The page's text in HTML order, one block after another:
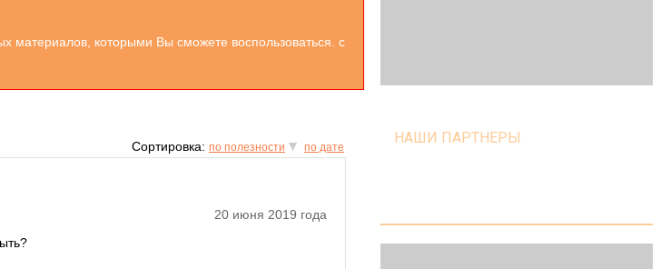
материалов, которыми Вы сможете воспользоваться. с
Сортировка: по полезности по дате
20 июня 2019 года
НАШИ ПАРТНЕРЫ